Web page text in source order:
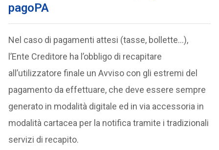
pagoPA
Nel caso di pagamenti attesi (tasse, bollette…),
l’Ente Creditore ha l’obbligo di recapitare
all’utilizzatore finale un Avviso con gli estremi del
pagamento da effettuare, che deve essere sempre
generato in modalità digitale ed in via accessoria in
modalità cartacea per la notifica tramite i tradizionali
servizi di recapito.